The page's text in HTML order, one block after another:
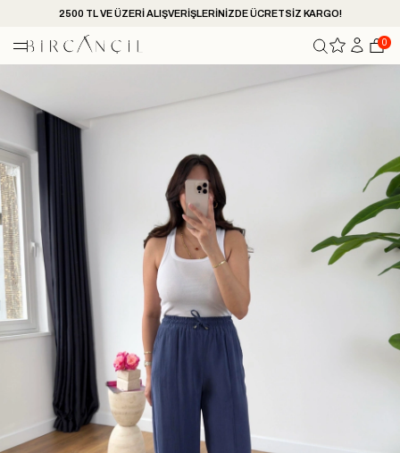
2500 TL VE ÜZERİ ALIŞVERİŞLERİNİZDE ÜCRETSİZ KARGO!
0